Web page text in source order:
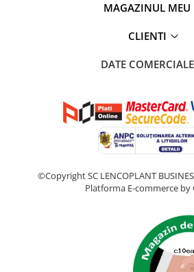
MAGAZINUL MEU
CLIENTI
DATE COMERCIALE
©Copyright SC LENCOPLANT
Platforma E-commerce by